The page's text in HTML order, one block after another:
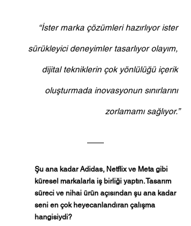
“İster marka çözümleri hazırlıyor ister
sürükleyici deneyimler tasarlıyor olayım,
dijital tekniklerin çok yönlülüğü içerik
oluşturmada inovasyonun sınırlarını
zorlamamı sağlıyor.”
Şu ana kadar Adidas, Netflix ve Meta gibi
küresel markalarla iş birliği yaptın. Tasarım
süreci ve nihai ürün açısından şu ana kadar
seni en çok heyecanlandıran çalışma
hangisiydi?